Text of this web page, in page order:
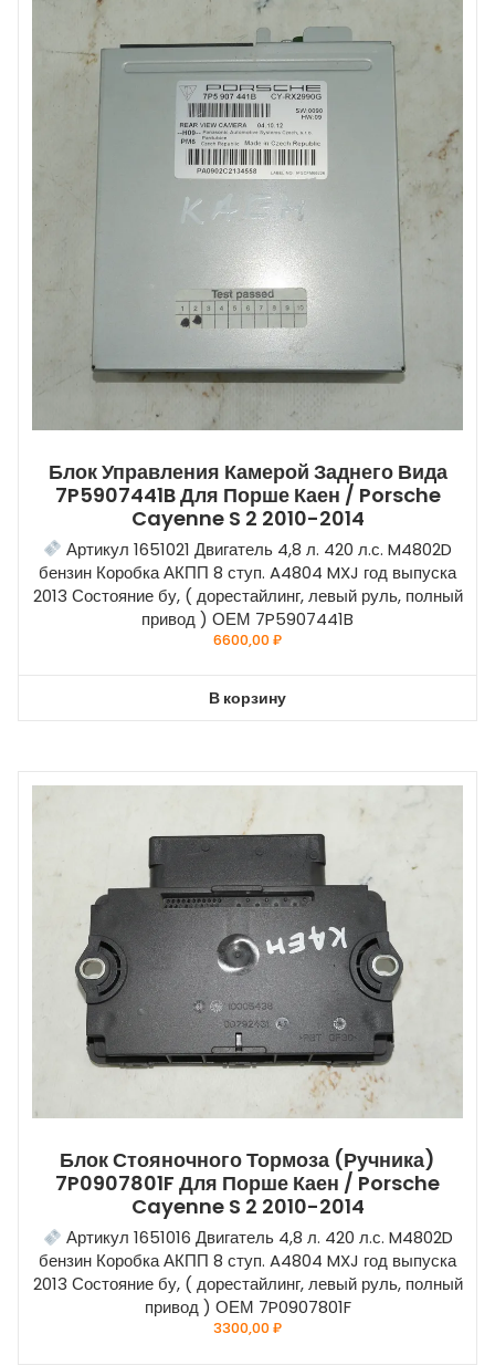
Блок Управления Камерой Заднего Вида
7P5907441B Для Порше Каен / Porsche
Cayenne S 2 2010-2014
Артикул 1651021 Двигатель 4,8 л. 420 л.с. M4802D
бензин Коробка АКПП 8 ступ. A4804 MXJ год выпуска
2013 Состояние бу, ( дорестайлинг, левый руль, полный
привод ) ОЕМ 7P5907441B
6600,00₽
В корзину
Блок Стояночного Тормоза (ручника)
7P0907801F Для Порше Каен / Porsche
Cayenne S 2 2010-2014
Артикул 1651016 Двигатель 4,8 л. 420 л.с. M4802D
бензин Коробка АКПП 8 ступ. A4804 MXJ год выпуска
2013 Состояние бу, ( дорестайлинг, левый руль, полный
привод ) ОЕМ 7P0907801F
3300,00₽